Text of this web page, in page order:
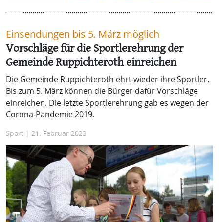
Einsendungen bis 5. März möglich
Vorschläge für die Sportlerehrung der
Gemeinde Ruppichteroth einreichen
Die Gemeinde Ruppichteroth ehrt wieder ihre Sportler.
Bis zum 5. März können die Bürger dafür Vorschläge
einreichen. Die letzte Sportlerehrung gab es wegen der
Corona-Pandemie 2019.
Sport | 21. Februar 2023